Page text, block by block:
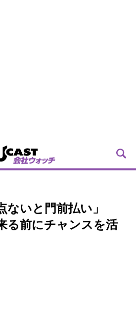
ないと門前払い」
る前にチャンスを活